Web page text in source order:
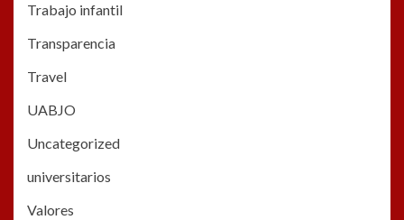
Trabajo infantil
Transparencia
Travel
UABJO
Uncategorized
universitarios
Valores